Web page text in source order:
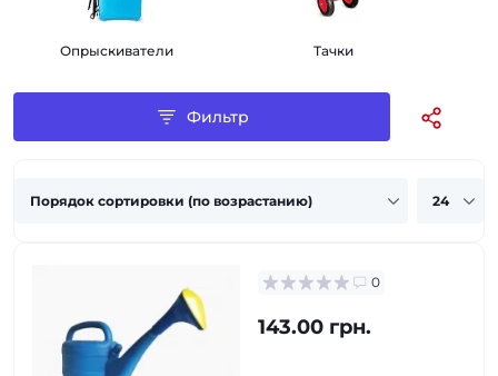
Опрыскиватели Тачки
Фильтр
0
143.00 грн.